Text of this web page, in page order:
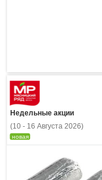
Недельные акции
(10 - 16 Августа 2026)
новая